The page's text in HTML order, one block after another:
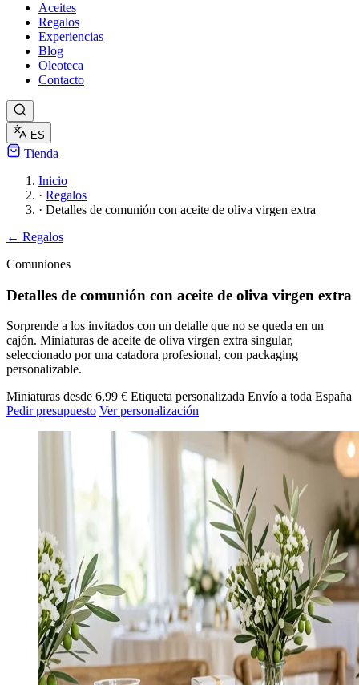
Aceites
Regalos
Experiencias
Blog
Oleoteca
Contacto
ES
Tienda
Inicio
· Regalos
· Detalles de comunión con aceite de oliva virgen extra
← Regalos
Comuniones
Detalles de comunión con aceite de oliva virgen extra
Sorprende a los invitados con un detalle que no se queda en un
cajón. Miniaturas de aceite de oliva virgen extra singular,
seleccionado por una catadora profesional, con packaging
personalizable.
Miniaturas desde 6,99 € Etiqueta personalizada Envío a toda España
Pedir presupuesto Ver personalización